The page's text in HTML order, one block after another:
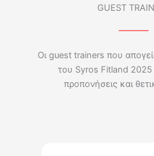
GUEST
Οι guest trainers που
του Syros Fitland 2025
προπονήσεις και